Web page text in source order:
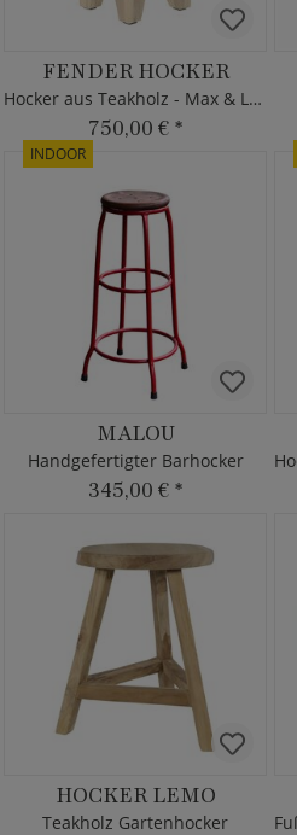
FENDER HOCKER
Hocker aus Teakholz - Max & Luuk
750,00 € *
INDOOR
MALOU
Handgefertigter Barhocker
345,00 € *
HOCKER LEMO
Teakholz Gartenhocker